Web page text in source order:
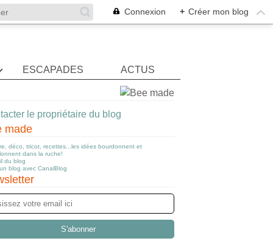
Connexion + Créer mon blog
ESCAPADES ACTUS
le propriétaire du blog
made
déco, tricot, recettes...les idées bourdonnent et
dans la ruche!
du blog
blog avec CanalBlog